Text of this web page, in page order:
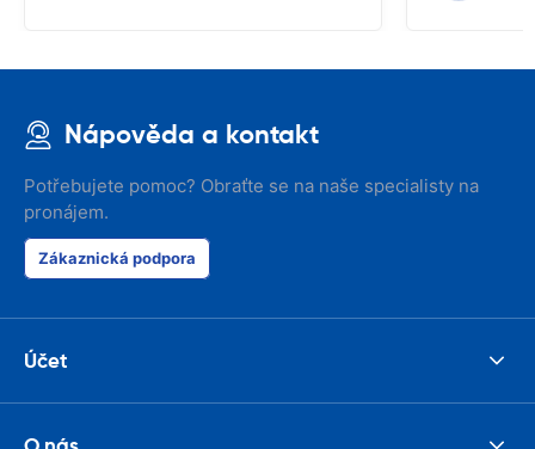
Nápověda a kontakt
Potřebujete pomoc? Obraťte se na naše specialisty na
pronájem.
Zákaznická podpora
Účet